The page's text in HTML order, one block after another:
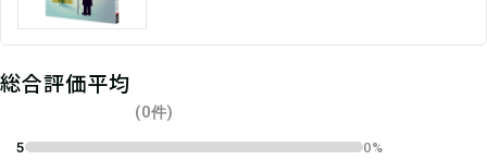
総合評価平均
(0件)
5
0%